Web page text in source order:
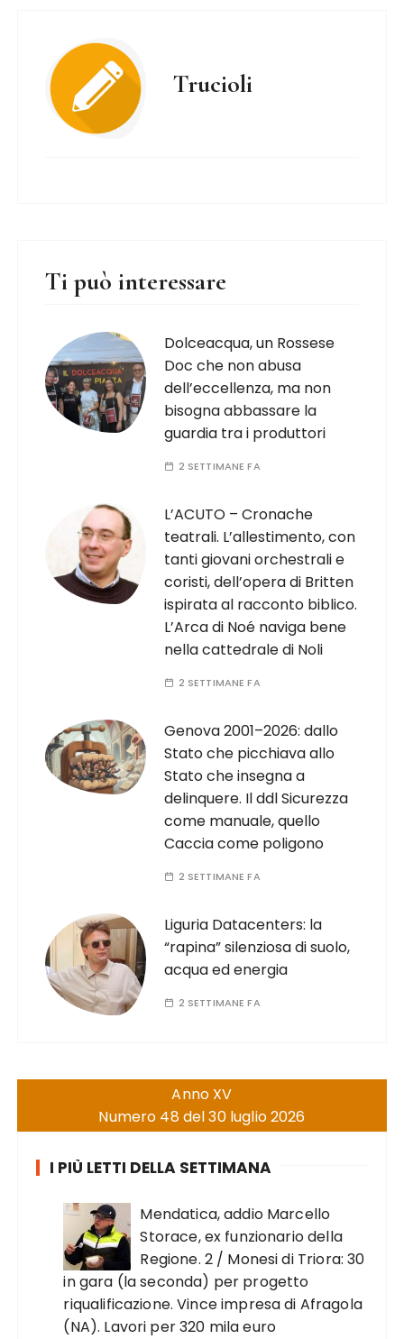
Trucioli
Ti può interessare
Dolceacqua, un Rossese
Doc che non abusa
dell’eccellenza, ma non
bisogna abbassare la
guardia tra i produttori
2 SETTIMANE FA
L’ACUTO – Cronache
teatrali. L’allestimento, con
tanti giovani orchestrali e
coristi, dell’opera di Britten
ispirata al racconto biblico.
L’Arca di Noé naviga bene
nella cattedrale di Noli
2 SETTIMANE FA
Genova 2001–2026: dallo
Stato che picchiava allo
Stato che insegna a
delinquere. Il ddl Sicurezza
come manuale, quello
Caccia come poligono
2 SETTIMANE FA
Liguria Datacenters: la
“rapina” silenziosa di suolo,
acqua ed energia
2 SETTIMANE FA
Anno XV
Numero 48 del 30 luglio 2026
I PIÙ LETTI DELLA SETTIMANA
Mendatica, addio Marcello
Storace, ex funzionario della
Regione. 2 / Monesi di Triora: 30
in gara (la seconda) per progetto
riqualificazione. Vince impresa di Afragola
(NA). Lavori per 320 mila euro